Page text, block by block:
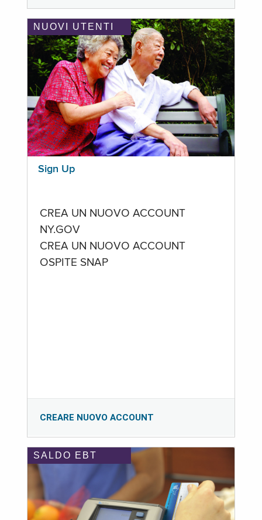
NUOVI UTENTI
Sign Up
CREA UN NUOVO ACCOUNT
NY.GOV
CREA UN NUOVO ACCOUNT
OSPITE SNAP
CREARE NUOVO ACCOUNT
SALDO EBT